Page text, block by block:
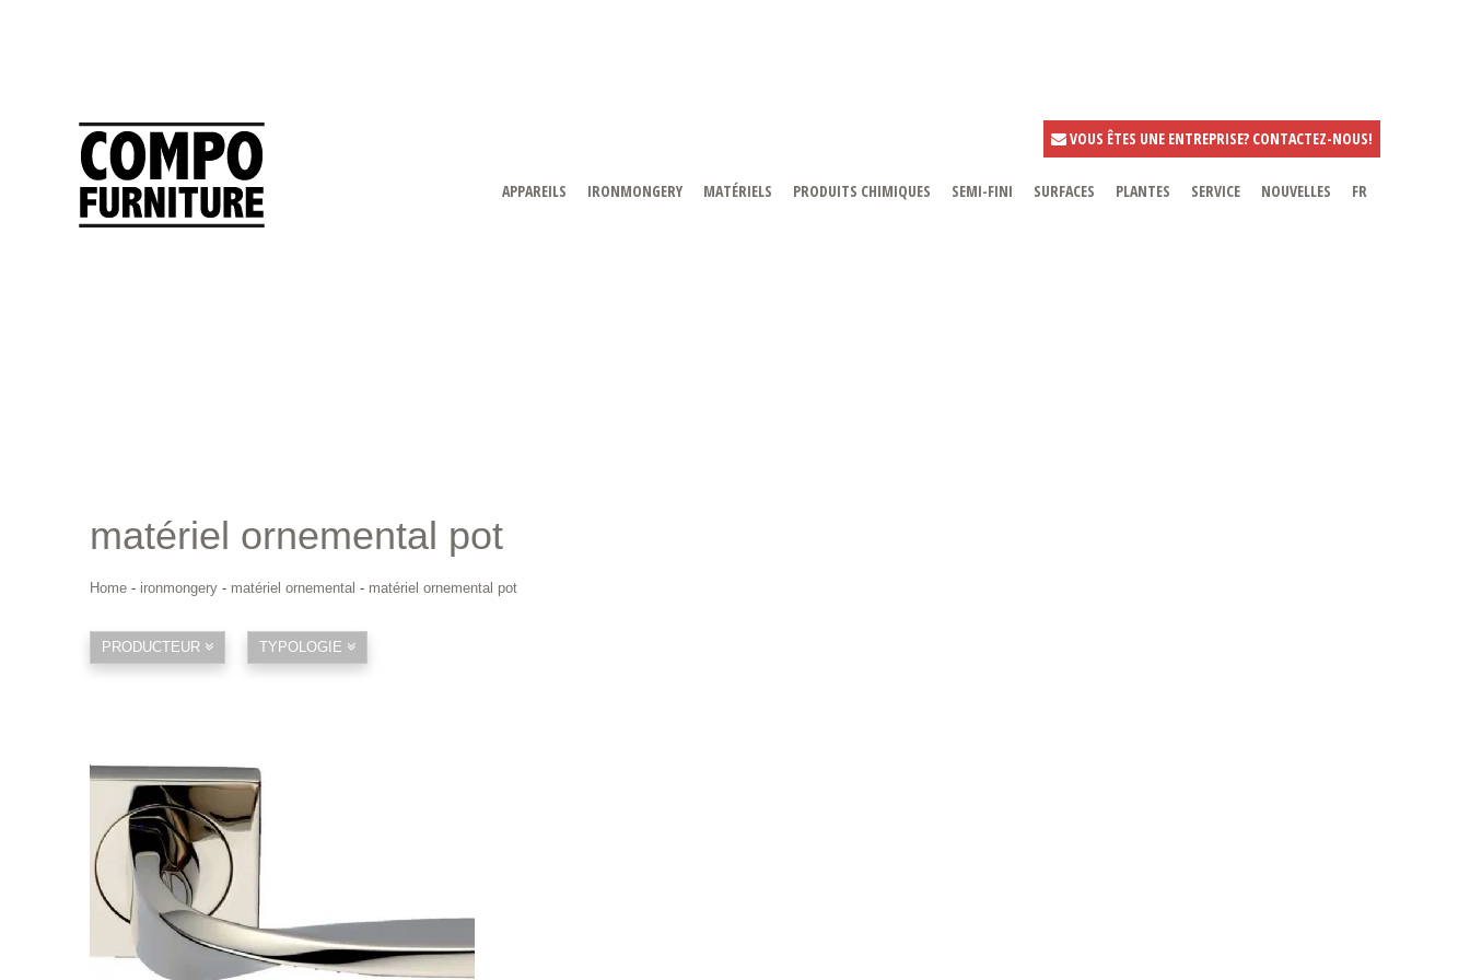
VOUS ÊTES UNE ENTREPRISE? CONTACTEZ-NOUS!
APPAREILS IRONMONGERY MATÉRIELS PRODUITS CHIMIQUES SEMI-FINI SURFACES PLANTES SERVICE NOUVELLES FR
matériel ornemental pot
Home - ironmongery - matériel ornemental - matériel ornemental pot
PRODUCTEUR TYPOLOGIE